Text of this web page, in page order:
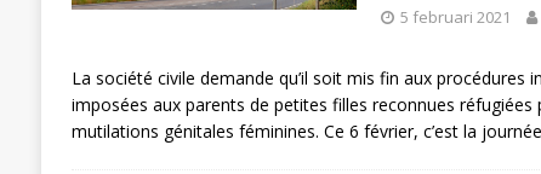
5 februari 2021
La société civile demande qu’il soit mis fin aux procédures
imposées aux parents de petites filles reconnues
mutilations génitales féminines. Ce 6 février, c’est la